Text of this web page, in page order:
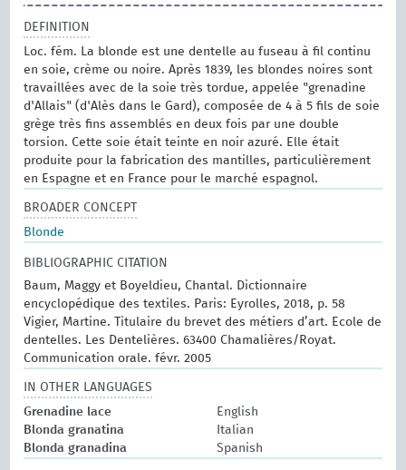
DEFINITION
Loc. fém. La blonde est une dentelle au fuseau à fil continu
en soie, crème ou noire. Après 1839, les blondes noires sont
travaillées avec de la soie très tordue, appelée "grenadine
d'Allais" (d'Alès dans le Gard), composée de 4 à 5 fils de soie
grège très fins assemblés en deux fois par une double
torsion. Cette soie était teinte en noir azuré. Elle était
produite pour la fabrication des mantilles, particulièrement
en Espagne et en France pour le marché espagnol.
BROADER CONCEPT
Blonde
BIBLIOGRAPHIC CITATION
Baum, Maggy et Boyeldieu, Chantal. Dictionnaire
encyclopédique des textiles. Paris: Eyrolles, 2018, p. 58
Vigier, Martine. Titulaire du brevet des métiers d’art. Ecole de
dentelles. Les Dentelières. 63400 Chamalières/Royat.
Communication orale. févr. 2005
IN OTHER LANGUAGES
Grenadine lace
English
Blonda granatina
Italian
Blonda granadina
Spanish